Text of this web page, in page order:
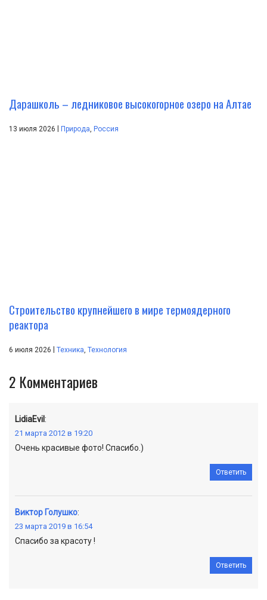
Дарашколь – ледниковое высокогорное озеро на Алтае
13 июля 2026 | Природа Россия
Строительство крупнейшего в мире термоядерного
реактора
6 июля 2026 Техника, Технология
2 Комментариев
LidiaEvil:
21 марта 2012 в 19:20
Очень красивые фото! Спасибо.)
Ответить
Виктор Голушко:
23 марта 2019 в 16:54
Спасибо за красоту !
Ответить